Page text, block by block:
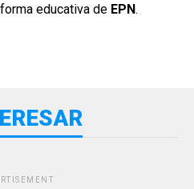
educativa de EPN.